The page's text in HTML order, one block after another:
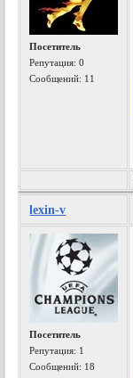
Посетитель
Репутация:0
Сообщений: 11
lexin-v
Посетитель
Репутация: 1
Сообщений: 18